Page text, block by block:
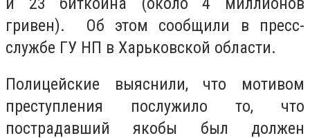
гривен). Об этом сообщили в пресс-
службе ГУ НП в Харьковской области.
Полицейские выяснили, что мотивом
преступления послужило то, что
пострадавший якобы был должен